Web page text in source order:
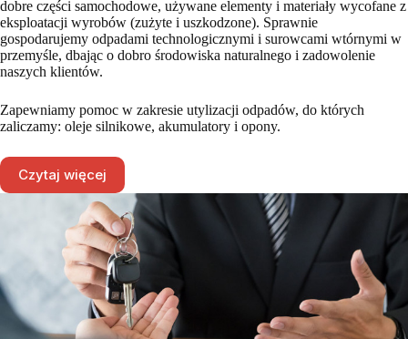
dobre części samochodowe, używane elementy i materiały wycofane z
eksploatacji wyrobów (zużyte i uszkodzone). Sprawnie
gospodarujemy odpadami technologicznymi i surowcami wtórnymi w
przemyśle, dbając o dobro środowiska naturalnego i zadowolenie
naszych klientów.
Zapewniamy pomoc w zakresie utylizacji odpadów, do których
zaliczamy: oleje silnikowe, akumulatory i opony.
Czytaj więcej